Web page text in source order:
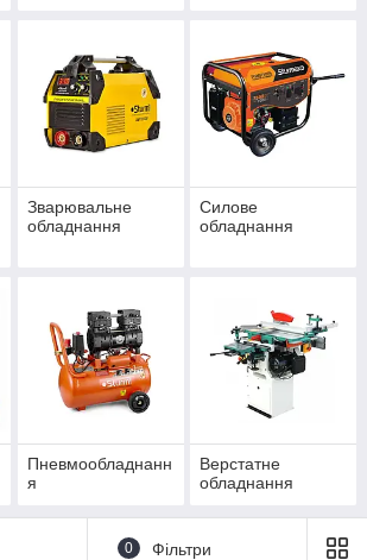
Зварювальне
обладнання
Силове
обладнання
Пневмообладнанн
я
Верстатне
обладнання
0 Фільтри